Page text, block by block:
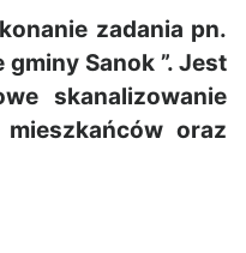
zadania pn.
Sanok ”. Jest
skanalizowanie
oraz